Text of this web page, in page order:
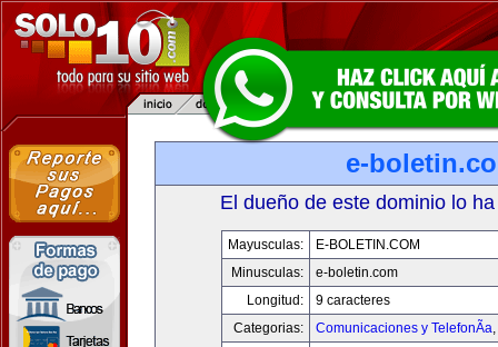
e-
El dueño de este dominio lo
Mayusculas:
E-BOLETIN.COM
Minusculas:
e-boletin.com
Longitud:
9 caracteres
Categorias:
Comunicaciones y TelefonÃ­a,